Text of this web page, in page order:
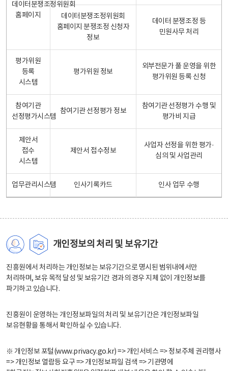
데이터분쟁조정위원회
홈페이지
데이터분쟁조정위원회
홈페이지 분쟁조정 신청자
정보
데이터 분쟁조정 등
민원사무 처리
평가위원
등록
시스템
평가위원 정보
외부전문가 풀 운영을 위한
평가위원 등록 신청
참여기관
선정평가시스템
참여기관 선정평가 정보
참여기관 선정평가 수행 및
평가비 지급
제안서
접수
시스템
제안서 접수정보
사업자 선정을 위한 평가·
심의 및 사업관리
업무관리시스템 인사기록카드 인사 업무 수행
개인정보의 처리 및 보유기간
진흥원에서 처리하는 개인정보는 보유기간으로 명시된 범위내에서만
처리하며, 보유 목적 달성 및 보유기간 경과의 경우 지체 없이 개인정보를
파기하고 있습니다.
진흥원이 운영하는 개인정보파일의 처리 및 보유기간은 개인정보파일
보유현황을 통해서 확인하실 수 있습니다.
※ 개인정보 포털(www.privacy.go.kr) => 개인서비스 => 정보주체 권리행사
=> 개인정보 열람등 요구 => 개인정보파일 검색 => 기관명에